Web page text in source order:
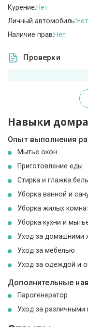
Курение:Нет
Личный автомобиль:Нет
Наличие прав:Нет
Проверки
Навыки
Опыт выполнения
Мытье окон
Приготовление еды
Стирка и глажка
Уборка ванной и
Уборка жилых
Уборка кухни и
Уход за домашними
Уход за мебелью
Уход за одеждой и
Дополнительные
Парогенератор
Уход за различными